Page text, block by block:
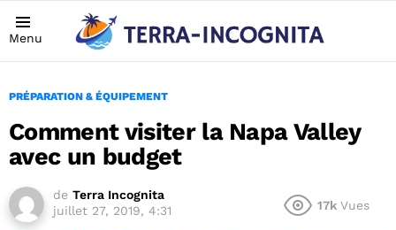
Menu
PRÉPARATION & ÉQUIPEMENT
Comment visiter la Napa Valley
avec un budget
de Terra Incognita
juillet 27, 2019, 4:31
17k Vues